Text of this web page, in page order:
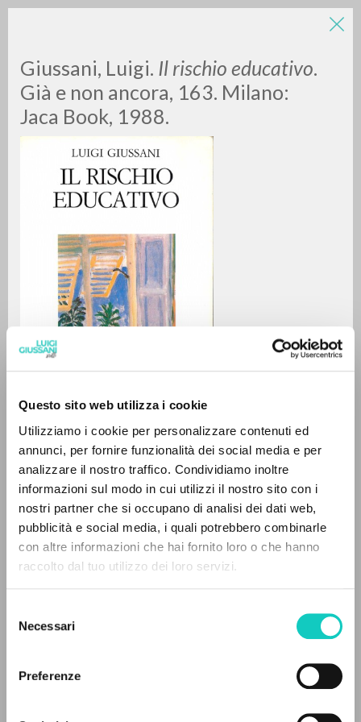
Questo sito web utilizza i cookie
Utilizziamo i cookie per personalizzare contenuti ed
annunci, per fornire funzionalità dei social media e per
analizzare il nostro traffico. Condividiamo inoltre
informazioni sul modo in cui utilizzi il nostro sito con i
nostri partner che si occupano di analisi dei dati web,
pubblicità e social media, i quali potrebbero combinarle
con altre informazioni che hai fornito loro o che hanno
raccolto dal tuo utilizzo dei loro servizi.
delNecessari
Preferenze
Giussani, Luigi. Il rischio educativo.
Già e non ancora, 163. Milano:
Jaca Book, 1988.
Giussani Luigi Autore
Jaca Book
Italiano
1988
Pagine: 112
ULTIMO AGGIORNAMENTO
LUIGI
GIUSSANI
0DOCUMENTI TROVATI
RISULTATI SUCCESSIVI